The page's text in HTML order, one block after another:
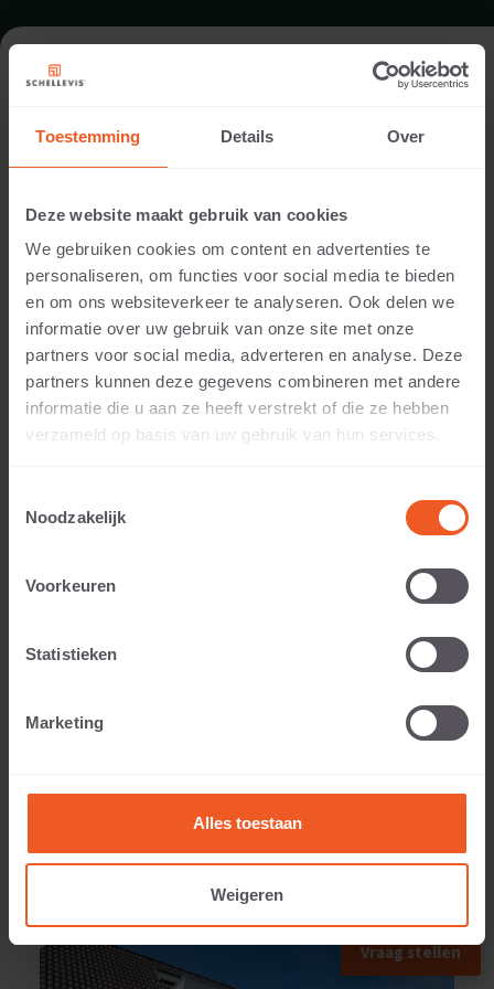
Toestemming Details Over
Deze website maakt gebruik van cookies
We gebruiken cookies om content en advertenties te
personaliseren, om functies voor social media te bieden
en om ons websiteverkeer te analyseren. Ook delen we
informatie over uw gebruik van onze site met onze
partners voor social media, adverteren en analyse. Deze
partners kunnen deze gegevens combineren met andere
informatie die u aan ze heeft verstrekt of die ze hebben
verzameld op basis van uw gebruik van hun services.
Noodzakelijk
Voorkeuren
Statistieken
Marketing
Alles toestaan
Weigeren
FORMAT - BLOKSTUFE 200X37
SORTIMENT STUFEN
15 CM DICKE
250 KG
Vraag stellen